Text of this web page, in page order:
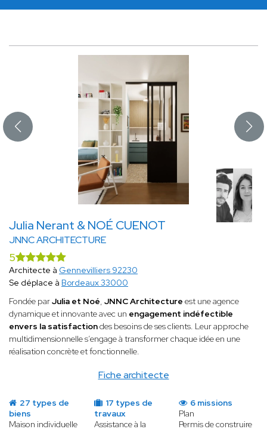
Julia Nerant & NOÉ CUENOT
JNNC ARCHITECTURE
Fiche architecte
5
Architecte à Gennevilliers 92230
Se déplace à Bordeaux 33000
Fondée parJulia et Noé, JNNC Architecture est une agence
dynamique et innovante avec un engagement indéfectible
envers la satisfactiondes besoins de ses clients. Leur approche
multidimensionnelle s’engage à transformer chaque idée en une
réalisation concrète et fonctionnelle.
27 types de
biens
Maison individuelle
17 types de
travaux
Assistance à la
6 missions
Plan
Permis de construire